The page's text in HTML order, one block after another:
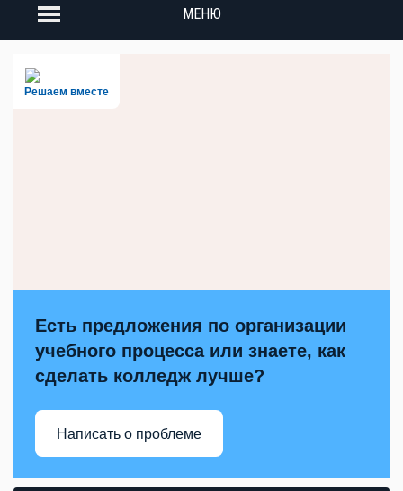
МЕНЮ
Решаем вместе
Есть предложения по организации
учебного процесса или знаете, как
сделать колледж лучше?
Написать о проблеме